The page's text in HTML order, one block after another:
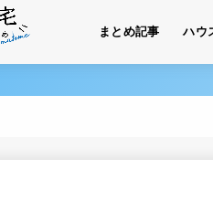
まとめ記事 ハウ